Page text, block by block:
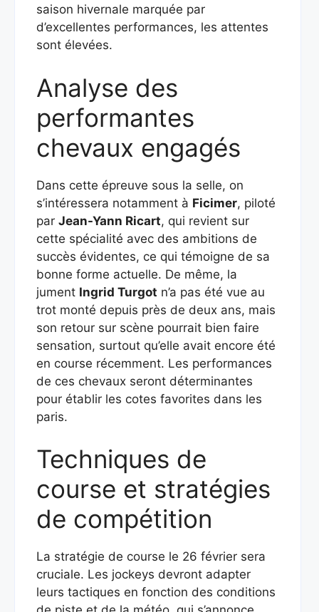
saison hivernale marquée par
d’excellentes performances, les attentes
sont élevées.
Analyse des
performantes
chevaux engagés
Dans cette épreuve sous la selle, on
s’intéressera notamment à Ficimer, piloté
par Jean-Yann Ricart, qui revient sur
cette spécialité avec des ambitions de
succès évidentes, ce qui témoigne de sa
bonne forme actuelle. De même, la
jument Ingrid Turgot n’a pas été vue au
trot monté depuis près de deux ans, mais
son retour sur scène pourrait bien faire
sensation, surtout qu’elle avait encore été
en course récemment. Les performances
de ces chevaux seront déterminantes
pour établir les cotes favorites dans les
paris.
Techniques de
course et stratégies
de compétition
La stratégie de course le 26 février sera
cruciale. Les jockeys devront adapter
leurs tactiques en fonction des conditions